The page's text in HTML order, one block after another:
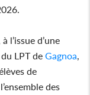
l’issue d’une
LPT deGagnoa,
de
des